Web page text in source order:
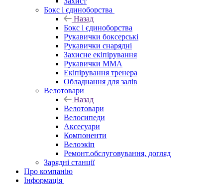
Бокс і єдиноборства
Назад
Бокс і єдиноборства
Рукавички боксерські
Рукавички снарядні
Захисне екіпірування
Рукавички ММА
Екіпірування тренера
Обладнання для залів
Велотовари
Назад
Велотовари
Велосипеди
Аксесуари
Компоненти
Велоэкіп
Ремонт.обслуговування, догляд
Зарядні станції
Про компанію
Інформація